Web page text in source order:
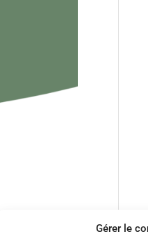
Gérer le